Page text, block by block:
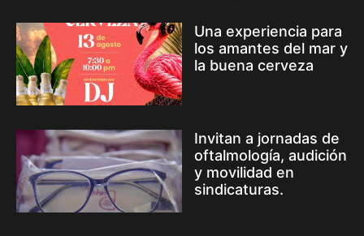
Una experiencia para
los amantes del mar y
la buena cerveza
Invitan a jornadas de
oftalmología, audición
y movilidad en
sindicaturas.